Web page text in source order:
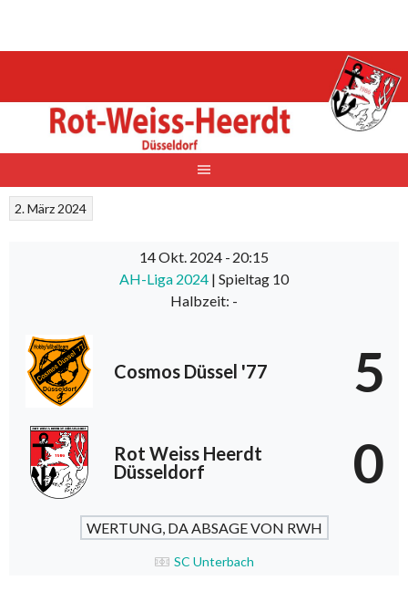
Inhalt
2. März 2024
14 Okt. 2024 - 20:15
AH-Liga 2024 | Spieltag 10
Halbzeit: -
Cosmos Düssel '77 5
Rot Weiss Heerdt
Düsseldorf
0
WERTUNG, DA ABSAGE VON RWH
SC Unterbach